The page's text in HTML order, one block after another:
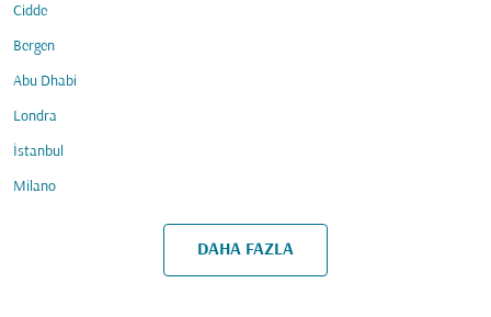
Cidde
Bergen
Abu Dhabi
Londra
İstanbul
Milano
DAHA FAZLA